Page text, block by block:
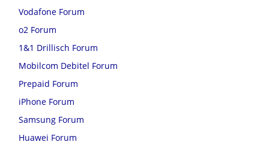
Vodafone Forum
o2 Forum
1&1 Drillisch Forum
Mobilcom Debitel Forum
Prepaid Forum
iPhone Forum
Samsung Forum
Huawei Forum